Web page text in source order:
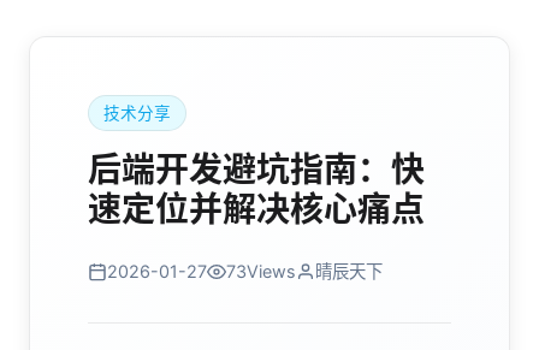
技术分享
后端开发避坑指南：快
速定位并解决核心痛点
2026-01-27 73Views 晴辰天下